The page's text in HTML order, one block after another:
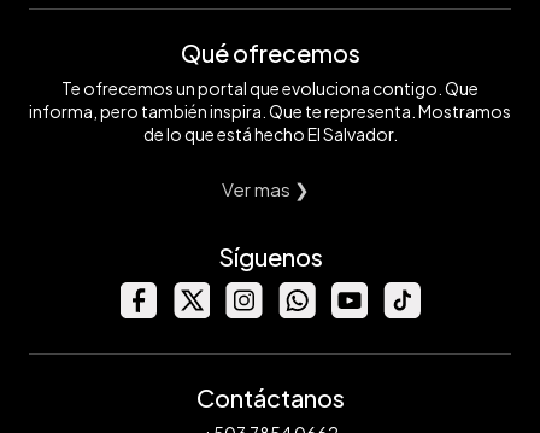
Qué ofrecemos
Te ofrecemos un portal que evoluciona contigo. Que
informa, pero también inspira. Que te representa. Mostramos
de lo que está hecho El Salvador.
Ver mas ❯
Síguenos
Contáctanos